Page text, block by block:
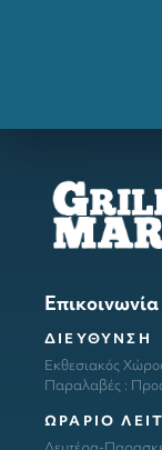
Επικοινωνία
ΔΙΕΥΘΥΝΣΗ
Εκθεσιακός
Παραλαβές :
ΩΡΑΡΙΟ